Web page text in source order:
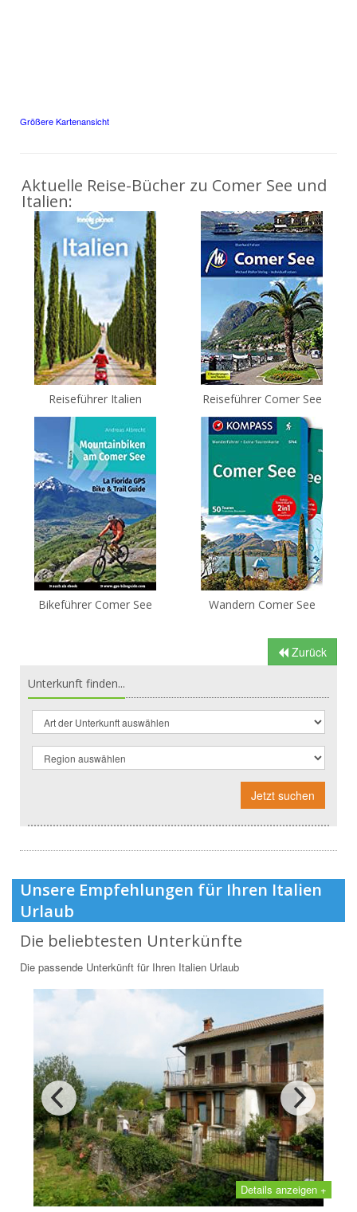
Größere Kartenansicht
Aktuelle Reise-Bücher zu Comer See und
Italien:
Reiseführer Italien Reiseführer Comer See
Bikeführer Comer See Wandern Comer See
Zurück
Unterkunft finden...
Jetzt suchen
Unsere Empfehlungen für Ihren Italien
Urlaub
Die beliebtesten Unterkünfte
Die passende Unterkünft für Ihren Italien Urlaub
Details anzeigen +